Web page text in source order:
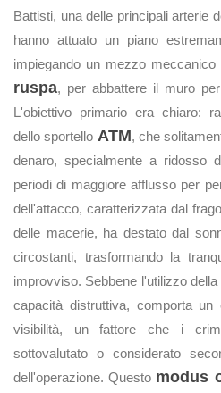
Battisti, una delle principali arterie
hanno attuato un piano
impiegando un mezzo
ruspa, per abbattere il muro
L'obiettivo primario era chiaro:
dello sportello ATM, che
denaro, specialmente a ridosso
periodi di maggiore afflusso per
dell'attacco, caratterizzata dal
delle macerie, ha destato dal
circostanti, trasformando la
improvviso. Sebbene l'utilizzo
capacità distruttiva, comporta
visibilità, un fattore che i
sottovalutato o considerato
dell'operazione. Questo modus